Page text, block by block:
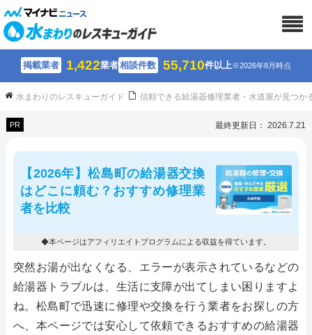
掲載業者 1,422業者相談件数 55,710件以上※2026年8月時点
水まわりのレスキューガイド 信頼できる給湯器修理業者・水道屋が見つか
PR 最終更新日： 2026.7.21
【2026年】松島町の給湯器交換
はどこに頼む？おすすめ修理業
者を比較
◆本ページはアフィリエイトプログラムによる収益を得ています。
突然お湯が出なくなる、エラーが表示されているなどの
給湯器トラブルは、生活に支障が出てしまい困りますよ
ね。松島町で迅速に修理や交換を行う業者をお探しの方
へ、本ページでは安心して依頼できるおすすめの給湯器